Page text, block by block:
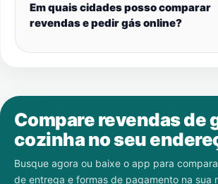
Em quais cidades posso comparar
revendas e pedir gás online?
Compare revendas de
cozinha no seu
Busque agora ou baixe o app para
de entrega e formas de pagamento na sua